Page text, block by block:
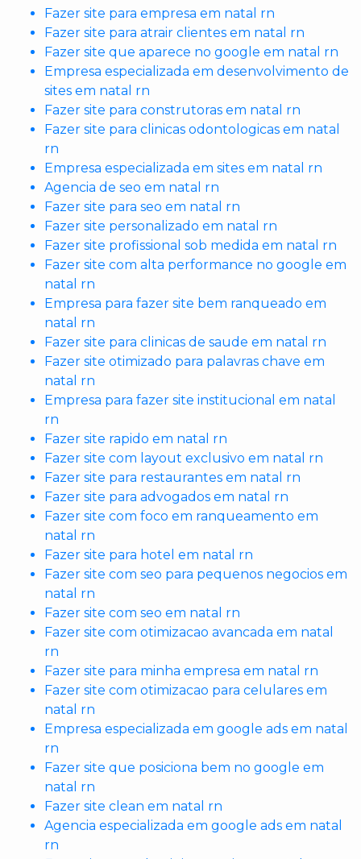
Fazer site para empresa em natal rn
Fazer site para atrair clientes em natal rn
Fazer site que aparece no google em natal rn
Empresa especializada em desenvolvimento de
sites em natal rn
Fazer site para construtoras em natal rn
Fazer site para clinicas odontologicas em natal
rn
Empresa especializada em sites em natal rn
Agencia de seo em natal rn
Fazer site para seo em natal rn
Fazer site personalizado em natal rn
Fazer site profissional sob medida em natal rn
Fazer site com alta performance no google em
natal rn
Empresa para fazer site bem ranqueado em
natal rn
Fazer site para clinicas de saude em natal rn
Fazer site otimizado para palavras chave em
natal rn
Empresa para fazer site institucional em natal
rn
Fazer site rapido em natal rn
Fazer site com layout exclusivo em natal rn
Fazer site para restaurantes em natal rn
Fazer site para advogados em natal rn
Fazer site com foco em ranqueamento em
natal rn
Fazer site para hotel em natal rn
Fazer site com seo para pequenos negocios em
natal rn
Fazer site com seo em natal rn
Fazer site com otimizacao avancada em natal
rn
Fazer site para minha empresa em natal rn
Fazer site com otimizacao para celulares em
natal rn
Empresa especializada em google ads em natal
rn
Fazer site que posiciona bem no google em
natal rn
Fazer site clean em natal rn
Agencia especializada em google ads em natal
rn